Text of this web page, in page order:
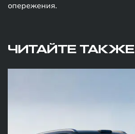
опережения.
ЧИТАЙТЕ ТАКЖЕ